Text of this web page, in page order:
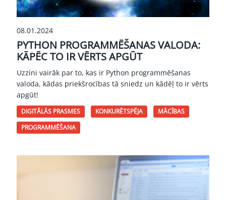
08.01.2024
PYTHON PROGRAMMĒŠANAS VALODA:
KĀPĒC TO IR VĒRTS APGŪT
Uzzini vairāk par to, kas ir Python programmēšanas
valoda, kādas priekšrocības tā sniedz un kādēļ to ir vērts
apgūt!
DIGITĀLĀS PRASMES KONKURĒTSPĒJA
MĀCĪBAS
PROGRAMMĒŠANA